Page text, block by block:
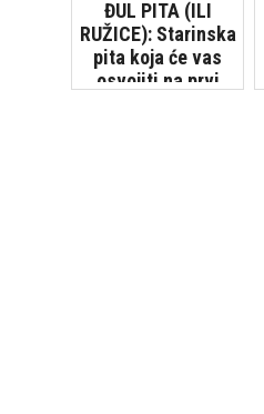
ĐUL PITA (ILI
RUŽICE): Starinska
pita koja će vas
osvojiti na prvi